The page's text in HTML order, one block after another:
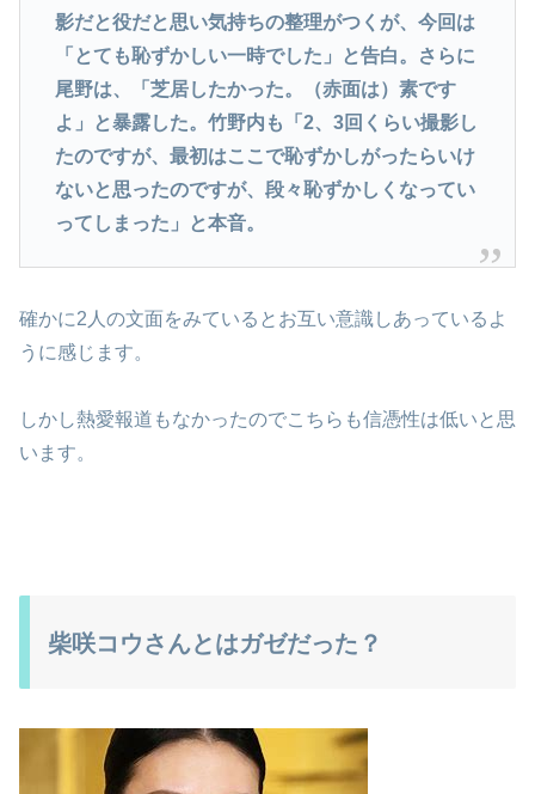
影だと役だと思い気持ちの整理がつくが、今回は
「とても恥ずかしい一時でした」と告白。さらに
尾野は、「芝居したかった。（赤面は）素です
よ」と暴露した。竹野内も「2、3回くらい撮影し
たのですが、最初はここで恥ずかしがったらいけ
ないと思ったのですが、段々恥ずかしくなってい
ってしまった」と本音。
確かに2人の文面をみているとお互い意識しあっているよ
うに感じます。
しかし熱愛報道もなかったのでこちらも信憑性は低いと思
います。
柴咲コウさんとはガゼだった？